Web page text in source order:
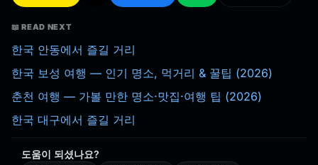
📖 READ NEXT
한국 안동에서 즐길 거리
한국 보성 여행 — 인기 명소, 먹거리 & 꿀팁 (2026)
춘천 여행 — 가볼 만한 명소·맛집·여행 팁 (2026)
한국 대구에서 즐길 거리
도움이 되셨나요?